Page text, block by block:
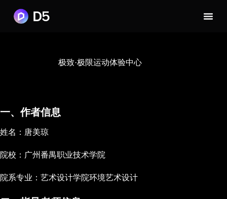
极致·极限运动体验中心
一、作者信息
姓名：唐美琼
院校：广州番禺职业技术学院
院系专业：艺术设计学院环境艺术设计